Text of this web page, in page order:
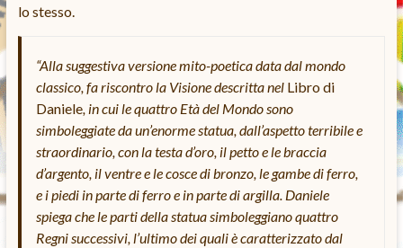
lo stesso.
“Alla suggestiva versione mito-poetica data dal mondo
classico, fa riscontro la Visione descritta nel Libro di
Daniele, in cui le quattro Età del Mondo sono
simboleggiate da un’enorme statua, dall’aspetto terribile e
straordinario, con la testa d’oro, il petto e le braccia
d’argento, il ventre e le cosce di bronzo, le gambe di ferro,
e i piedi in parte di ferro e in parte di argilla. Daniele
spiega che le parti della statua simboleggiano quattro
Regni successivi, l’ultimo dei quali è caratterizzato dal